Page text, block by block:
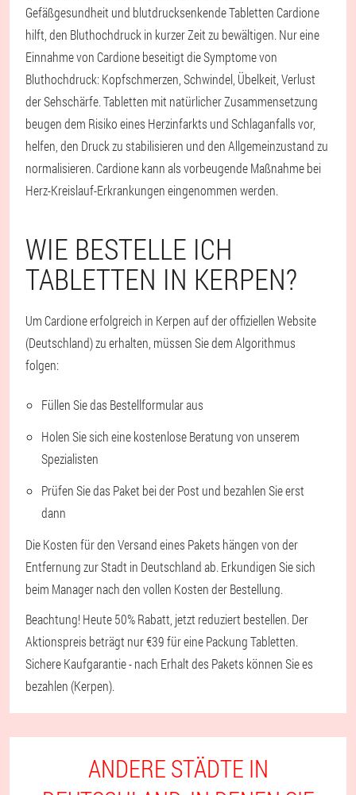
Gefäßgesundheit und blutdrucksenkende Tabletten Cardione
hilft, den Bluthochdruck in kurzer Zeit zu bewältigen. Nur eine
Einnahme von Cardione beseitigt die Symptome von
Bluthochdruck: Kopfschmerzen, Schwindel, Übelkeit, Verlust
der Sehschärfe. Tabletten mit natürlicher Zusammensetzung
beugen dem Risiko eines Herzinfarkts und Schlaganfalls vor,
helfen, den Druck zu stabilisieren und den Allgemeinzustand zu
normalisieren. Cardione kann als vorbeugende Maßnahme bei
Herz-Kreislauf-Erkrankungen eingenommen werden.
WIE BESTELLE ICH
TABLETTEN IN KERPEN?
Um Cardione erfolgreich in Kerpen auf der offiziellen Website
(Deutschland) zu erhalten, müssen Sie dem Algorithmus
folgen:
Füllen Sie das Bestellformular aus
Holen Sie sich eine kostenlose Beratung von unserem
Spezialisten
Prüfen Sie das Paket bei der Post und bezahlen Sie erst
dann
Die Kosten für den Versand eines Pakets hängen von der
Entfernung zur Stadt in Deutschland ab. Erkundigen Sie sich
beim Manager nach den vollen Kosten der Bestellung.
Beachtung! Heute 50% Rabatt, jetzt reduziert bestellen. Der
Aktionspreis beträgt nur €39 für eine Packung Tabletten.
Sichere Kaufgarantie - nach Erhalt des Pakets können Sie es
bezahlen (Kerpen).
ANDERE STÄDTE IN